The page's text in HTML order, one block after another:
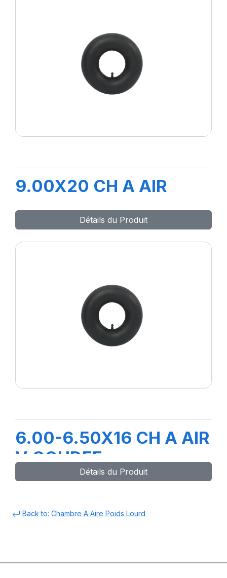
9.00X20 CH A AIR
Détails du Produit
6.00-6.50X16 CH A AIR
V COUDEE
Détails du Produit
Back to: Chambre A Aire Poids Lourd